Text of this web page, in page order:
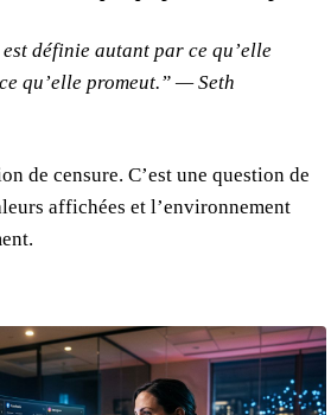
est définie autant par ce qu’elle
qu’elle promeut.” — Seth
de censure. C’est une question de
affichées et l’environnement